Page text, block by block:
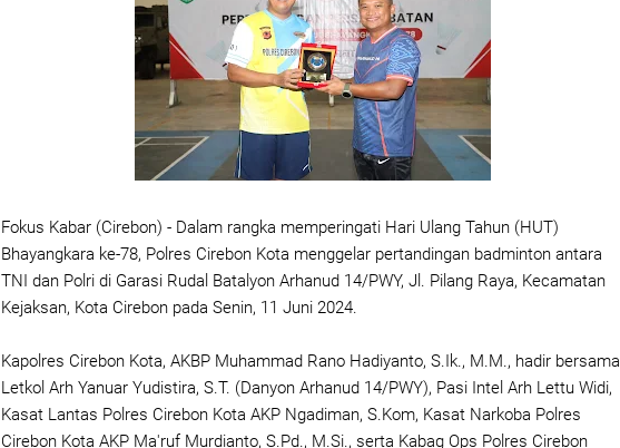
Fokus Kabar (Cirebon) - Dalam rangka memperingati Hari Ulang Tahun (HUT)
Bhayangkara ke-78, Polres Cirebon Kota menggelar pertandingan badminton antara
TNI dan Polri di Garasi Rudal Batalyon Arhanud 14/PWY, Jl. Pilang Raya, Kecamatan
Kejaksan, Kota Cirebon pada Senin, 11 Juni 2024.
Kapolres Cirebon Kota, AKBP Muhammad Rano Hadiyanto, S.Ik., M.M., hadir bersama
Letkol Arh Yanuar Yudistira, S.T. (Danyon Arhanud 14/PWY), Pasi Intel Arh Lettu Widi,
Kasat Lantas Polres Cirebon Kota AKP Ngadiman, S.Kom, Kasat Narkoba Polres
Cirebon Kota AKP Ma'ruf Murdianto, S.Pd., M.Si., serta Kabag Ops Polres Cirebon